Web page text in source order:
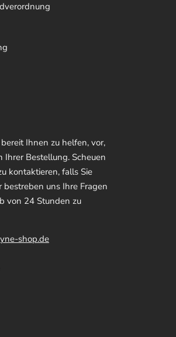
Ihnen zu helfen, vor,
Bestellung. Scheuen
kontaktieren, falls Sie
bestreben uns Ihre Fragen
von 24 Stunden zu
shop.de